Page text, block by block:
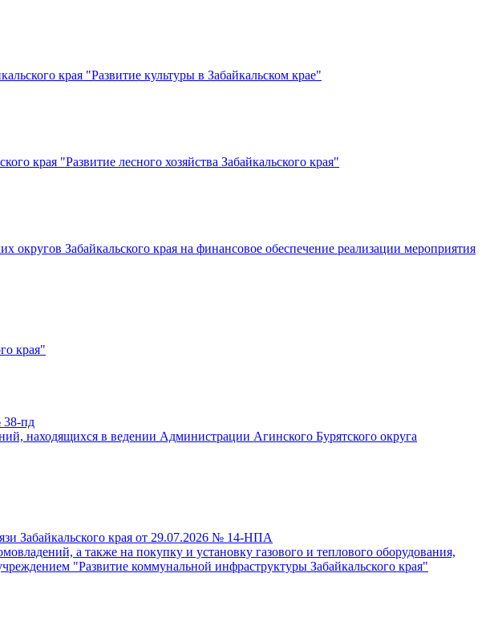
края "Развитие культуры в Забайкальском крае"
края "Развитие лесного хозяйства Забайкальского края"
Забайкальского края на финансовое обеспечение реализации мероприятия
края"
38-пд
находящихся в ведении Администрации Агинского Бурятского округа
Забайкальского края от 29.07.2026 № 14-НПА
а также на покупку и установку газового и теплового оборудования,
"Развитие коммунальной инфраструктуры Забайкальского края"